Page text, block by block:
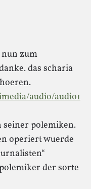
nun zum
das scharia
audio/audio1
seiner polemiken.
operiert wuerde
der sorte